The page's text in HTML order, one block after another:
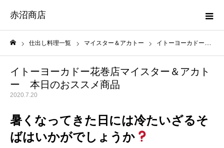
赤沼商店
仕出し料理一覧 マイスター＆アカトー イトーヨーカドー花巻店マイスター＆アカトー 本日のおススメ商品
イトーヨーカドー花巻店マイスター＆アカト
ー 本日のおススメ商品
2020.7.20
暑くなってきた日には冷たいざるそ
ばはいかがでしょうか